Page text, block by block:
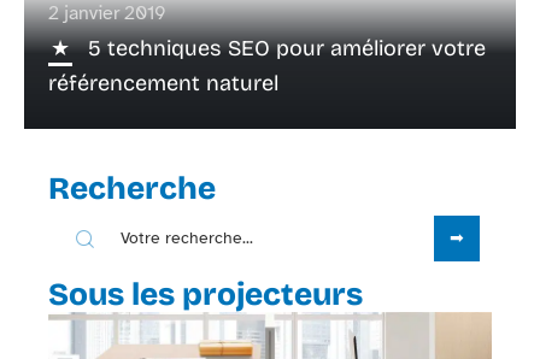
2 janvier 2019
5 techniques SEO pour améliorer votre
référencement naturel
Recherche
Sous les projecteurs